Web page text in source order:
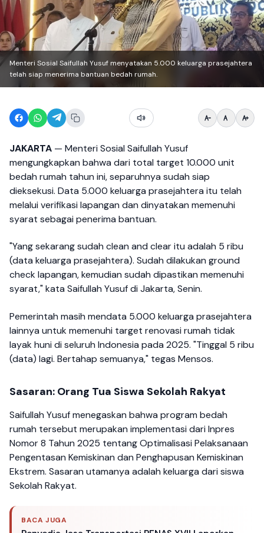
Menteri Sosial Saifullah Yusuf menyatakan 5.000 keluarga prasejahtera
telah siap menerima bantuan bedah rumah.
JAKARTA — Menteri Sosial Saifullah Yusuf
mengungkapkan bahwa dari total target 10.000 unit
bedah rumah tahun ini, separuhnya sudah siap
dieksekusi. Data 5.000 keluarga prasejahtera itu telah
melalui verifikasi lapangan dan dinyatakan memenuhi
syarat sebagai penerima bantuan.
"Yang sekarang sudah clean and clear itu adalah 5 ribu
(data keluarga prasejahtera). Sudah dilakukan ground
check lapangan, kemudian sudah dipastikan memenuhi
syarat," kata Saifullah Yusuf di Jakarta, Senin.
Pemerintah masih mendata 5.000 keluarga prasejahtera
lainnya untuk memenuhi target renovasi rumah tidak
layak huni di seluruh Indonesia pada 2025. "Tinggal 5 ribu
(data) lagi. Bertahap semuanya," tegas Mensos.
Sasaran: Orang Tua Siswa Sekolah Rakyat
Saifullah Yusuf menegaskan bahwa program bedah
rumah tersebut merupakan implementasi dari Inpres
Nomor 8 Tahun 2025 tentang Optimalisasi Pelaksanaan
Pengentasan Kemiskinan dan Penghapusan Kemiskinan
Ekstrem. Sasaran utamanya adalah keluarga dari siswa
Sekolah Rakyat.
BACA JUGA